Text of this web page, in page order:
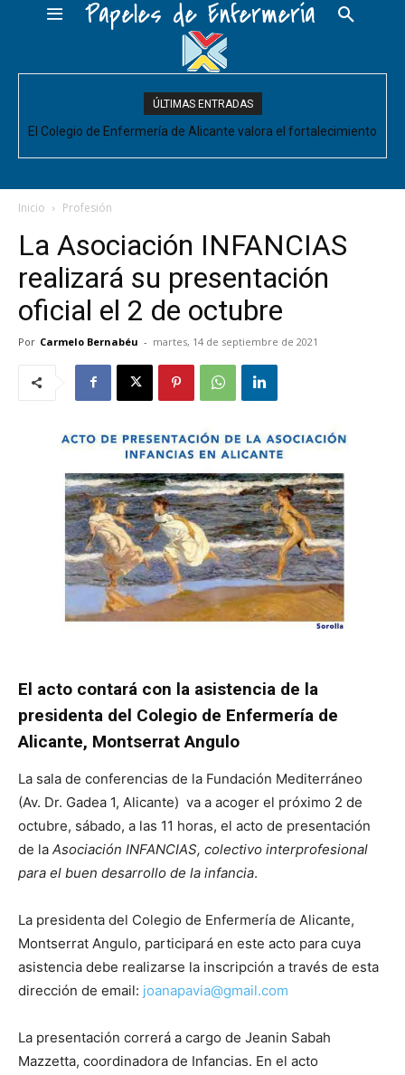
Papeles de Enfermería
ÚLTIMAS ENTRADAS
El Colegio de Enfermería de Alicante valora el fortalecimiento
acompañe de decisiones estructurales para...
Inicio Profesión
La Asociación INFANCIAS
realizará su presentación
oficial el 2 de octubre
Por Carmelo Bernabéu - martes, 14 de septiembre de 2021
El acto contará con la asistencia de la
presidenta del Colegio de Enfermería de
Alicante, Montserrat Angulo
La sala de conferencias de la Fundación Mediterráneo
(Av. Dr. Gadea 1, Alicante) va a acoger el próximo 2 de
octubre, sábado, a las 11 horas, el acto de presentación
de la Asociación INFANCIAS, colectivo interprofesional
para el buen desarrollo de la infancia.
La presidenta del Colegio de Enfermería de Alicante,
Montserrat Angulo, participará en este acto para cuya
asistencia debe realizarse la inscripción a través de esta
dirección de email: joanapavia@gmail.com
La presentación correrá a cargo de Jeanin Sabah
Mazzetta, coordinadora de Infancias. En el acto